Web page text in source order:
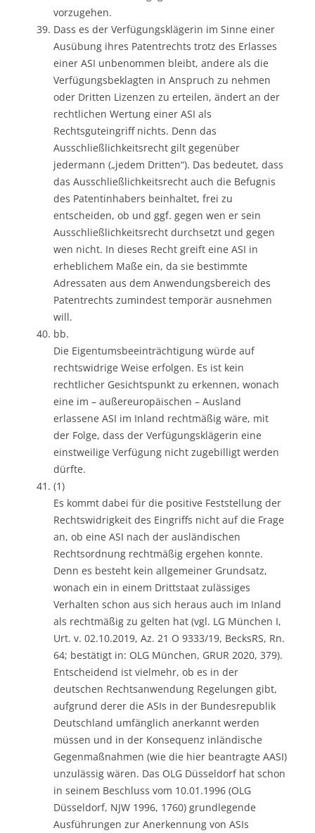
vorzugehen.
Dass es der Verfügungsklägerin im Sinne einer
Ausübung ihres Patentrechts trotz des Erlasses
einer ASI unbenommen bleibt, andere als die
Verfügungsbeklagten in Anspruch zu nehmen
oder Dritten Lizenzen zu erteilen, ändert an der
rechtlichen Wertung einer ASI als
Rechtsguteingriff nichts. Denn das
Ausschließlichkeitsrecht gilt gegenüber
jedermann („jedem Dritten“). Das bedeutet, dass
das Ausschließlichkeitsrecht auch die Befugnis
des Patentinhabers beinhaltet, frei zu
entscheiden, ob und ggf. gegen wen er sein
Ausschließlichkeitsrecht durchsetzt und gegen
wen nicht. In dieses Recht greift eine ASI in
erheblichem Maße ein, da sie bestimmte
Adressaten aus dem Anwendungsbereich des
Patentrechts zumindest temporär ausnehmen
will.
bb.
Die Eigentumsbeeinträchtigung würde auf
rechtswidrige Weise erfolgen. Es ist kein
rechtlicher Gesichtspunkt zu erkennen, wonach
eine im – außereuropäischen – Ausland
erlassene ASI im Inland rechtmäßig wäre, mit
der Folge, dass der Verfügungsklägerin eine
einstweilige Verfügung nicht zugebilligt werden
dürfte.
(1)
Es kommt dabei für die positive Feststellung der
Rechtswidrigkeit des Eingriffs nicht auf die Frage
an, ob eine ASI nach der ausländischen
Rechtsordnung rechtmäßig ergehen konnte.
Denn es besteht kein allgemeiner Grundsatz,
wonach ein in einem Drittstaat zulässiges
Verhalten schon aus sich heraus auch im Inland
als rechtmäßig zu gelten hat (vgl. LG München I,
Urt. v. 02.10.2019, Az. 21 O 9333/19, BecksRS, Rn.
64; bestätigt in: OLG München, GRUR 2020, 379).
Entscheidend ist vielmehr, ob es in der
deutschen Rechtsanwendung Regelungen gibt,
aufgrund derer die ASIs in der Bundesrepublik
Deutschland umfänglich anerkannt werden
müssen und in der Konsequenz inländische
Gegenmaßnahmen (wie die hier beantragte AASI)
unzulässig wären. Das OLG Düsseldorf hat schon
in seinem Beschluss vom 10.01.1996 (OLG
Düsseldorf, NJW 1996, 1760) grundlegende
Ausführungen zur Anerkennung von ASIs